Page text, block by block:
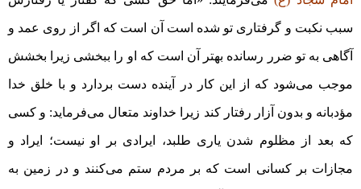
سبب نکبت و گرفتاری تو شده است آن است که اگر از روی عمد و
آگاهی به تو ضرر رسانده بهتر آن است که او را ببخشی زیرا بخشش
موجب می‌شود که از این کار در آینده دست بردارد و با خلق خدا
مؤدبانه و بدون آزار رفتار کند زیرا خداوند متعال می‌فرماید: و کسی
که بعد از مظلوم‏ شدن یاری طلبد، ایرادی بر او نیست؛ ایراد و
مجازات بر کسانی است که بر مردم ستم می‌کنند و در زمین به